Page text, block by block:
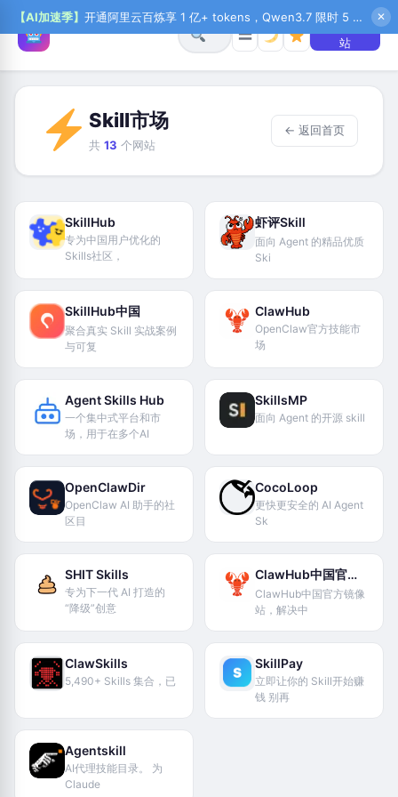
【AI加速季】 开通阿里云百炼享 1 亿+ tokens，Qwen3.7 限时 5 折起，秒悟新注送 1 万积分，加入 OPC 赢百万助力金，QoderWork CN 首月 0 元 ✕
☰
+ 提交网
站
Skill市场
共 13 个网站
← 返回首页
SkillHub
专为中国用户优化的
Skills社区，
虾评Skill
面向 Agent 的精品优质
Ski
SkillHub中国
聚合真实 Skill 实战案例
与可复
ClawHub
OpenClaw官方技能市
场
Agent Skills Hub
一个集中式平台和市
场，用于在多个AI
SkillsMP
面向 Agent 的开源 skill
OpenClawDir
OpenClaw AI 助手的社
区目
CocoLoop
更快更安全的 AI Agent
Sk
SHIT Skills
专为下一代 AI 打造的
“降级”创意
ClawHub中国官方镜像站
ClawHub中国官方镜像
站，解决中
ClawSkills
5,490+ Skills 集合，已
SkillPay
立即让你的 Skill开始赚
钱 别再
Agentskill
AI代理技能目录。 为
Claude